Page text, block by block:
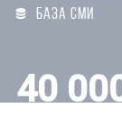
БАЗА СМИ
40